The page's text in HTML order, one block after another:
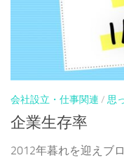
会社設立・仕事関連 / 思
企業生存率
2012年暮れを迎えブ